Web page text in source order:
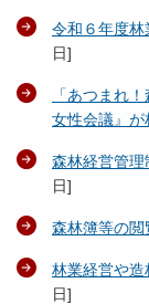
令和６年度林
日]
「あつまれ
女性会議』が
森林経営管理
日]
森林簿等の
林業経営や造
日]